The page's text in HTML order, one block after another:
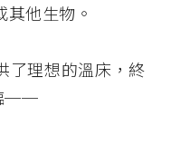
他生物。
了理想的溫床，終
──